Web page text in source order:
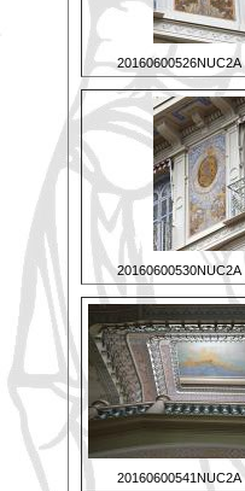
20160600526NUC2A
20160600530NUC2A
20160600541NUC2A